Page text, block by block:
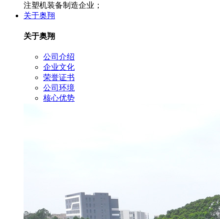
注塑机装备制造企业；
关于奥翔
关于奥翔
公司介绍
企业文化
荣誉证书
公司环境
核心优势